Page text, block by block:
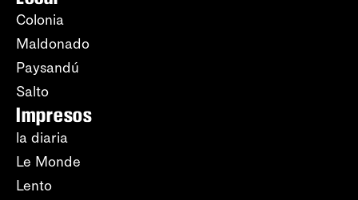
Colonia
Maldonado
Paysandú
Salto
Impresos
la diaria
Le Monde
Lento